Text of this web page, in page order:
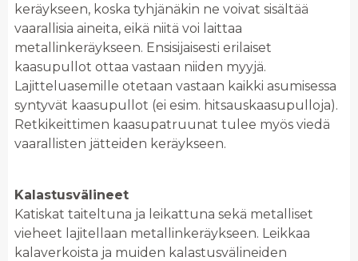
keräykseen, koska tyhjänäkin ne voivat sisältää
vaarallisia aineita, eikä niitä voi laittaa
metallinkeräykseen. Ensisijaisesti erilaiset
kaasupullot ottaa vastaan niiden myyjä.
Lajitteluasemille otetaan vastaan kaikki asumisessa
syntyvät kaasupullot (ei esim. hitsauskaasupulloja).
Retkikeittimen kaasupatruunat tulee myös viedä
vaarallisten jätteiden keräykseen.
Kalastusvälineet
Katiskat taiteltuna ja leikattuna sekä metalliset
vieheet lajitellaan metallinkeräykseen. Leikkaa
kalaverkoista ja muiden kalastusvälineiden